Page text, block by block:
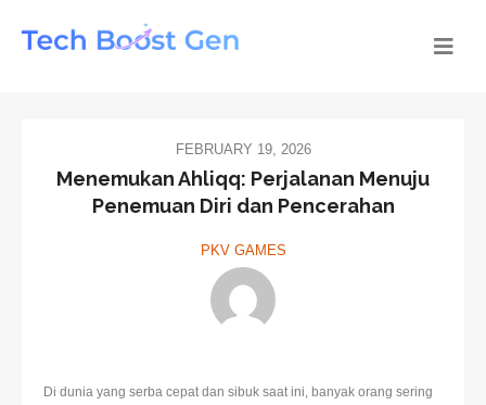
FEBRUARY 19, 2026
Menemukan Ahliqq: Perjalanan Menuju
Penemuan Diri dan Pencerahan
PKV GAMES
Di dunia yang serba cepat dan sibuk saat ini, banyak orang sering